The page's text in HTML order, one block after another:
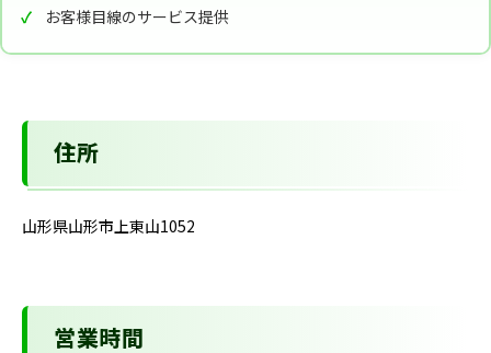
お客様目線のサービス提供
住所
山形県山形市上東山1052
営業時間